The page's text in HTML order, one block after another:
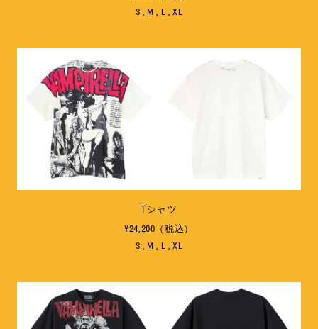
S , M , L , XL
Tシャツ
¥24,200（税込）
S , M , L , XL